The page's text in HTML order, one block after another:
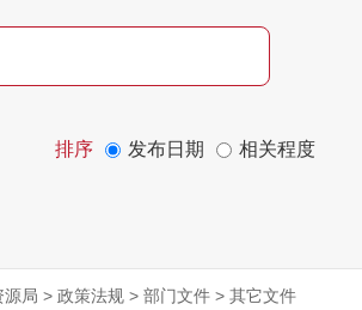
排序 发布日期 相关程度
源局 > 政策法规 > 部门文件 > 其它文件